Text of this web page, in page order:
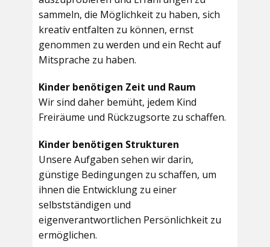
sammeln, die Möglichkeit zu haben, sich
kreativ entfalten zu können, ernst
genommen zu werden und ein Recht auf
Mitsprache zu haben.
Kinder benötigen Zeit und Raum
Wir sind daher bemüht, jedem Kind
Freiräume und Rückzugsorte zu schaffen.
Kinder benötigen Strukturen
Unsere Aufgaben sehen wir darin,
günstige Bedingungen zu schaffen, um
ihnen die Entwicklung zu einer
selbstständigen und
eigenverantwortlichen Persönlichkeit zu
ermöglichen.